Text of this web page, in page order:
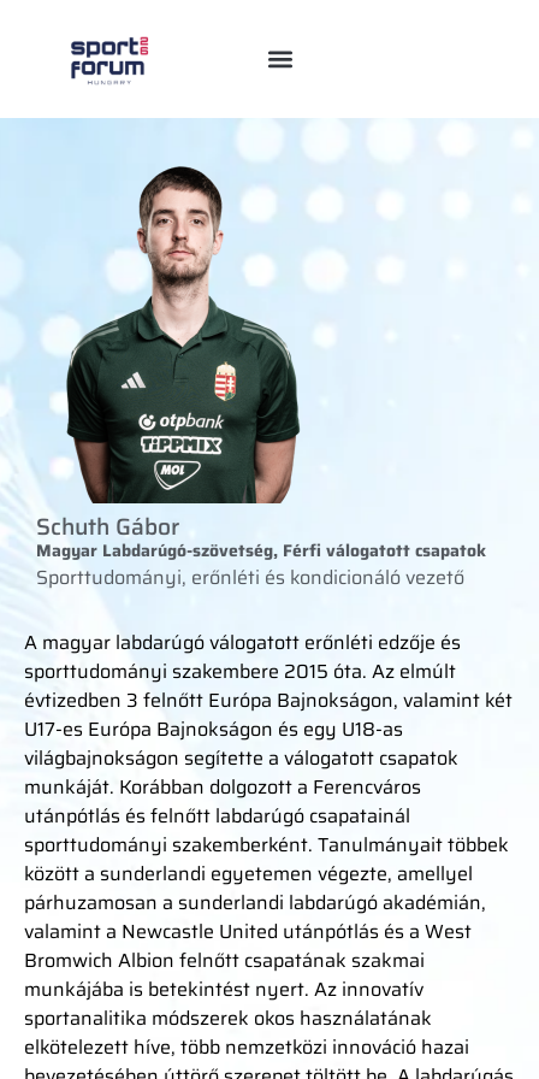
Schuth Gábor
Magyar Labdarúgó-szövetség, Férfi válogatott csapatok
Sporttudományi, erőnléti és kondicionáló vezető
A magyar labdarúgó válogatott erőnléti edzője és
sporttudományi szakembere 2015 óta. Az elmúlt
évtizedben 3 felnőtt Európa Bajnokságon, valamint két
U17-es Európa Bajnokságon és egy U18-as
világbajnokságon segítette a válogatott csapatok
munkáját. Korábban dolgozott a Ferencváros
utánpótlás és felnőtt labdarúgó csapatainál
sporttudományi szakemberként. Tanulmányait többek
között a sunderlandi egyetemen végezte, amellyel
párhuzamosan a sunderlandi labdarúgó akadémián,
valamint a Newcastle United utánpótlás és a West
Bromwich Albion felnőtt csapatának szakmai
munkájába is betekintést nyert. Az innovatív
sportanalitika módszerek okos használatának
elkötelezett híve, több nemzetközi innováció hazai